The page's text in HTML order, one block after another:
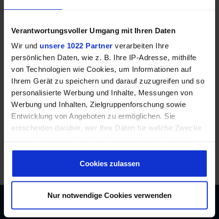
Verantwortungsvoller Umgang mit Ihren Daten
Wir und unsere 1022 Partner verarbeiten Ihre
persönlichen Daten, wie z. B. Ihre IP-Adresse, mithilfe
von Technologien wie Cookies, um Informationen auf
Ihrem Gerät zu speichern und darauf zuzugreifen und so
personalisierte Werbung und Inhalte, Messungen von
Werbung und Inhalten, Zielgruppenforschung sowie
Entwicklung von Angeboten zu ermöglichen. Sie
entscheiden darüber, wer Ihre Daten für welche Zwecke
Cookie-Erklärung oder durch Klicken auf das Privacy
Trigger Symbol ändern oder widerrufen
Informationen über Ihre geografische Lage
erfassen, welche bis auf einige Meter genau sein
Cookies zulassen
Nur notwendige Cookies verwenden
En
22305 Hamburg
Info@plan-shop.org
Telefon:
+49(0)40 63 66 97-0
(9:00 Uhr - 15 Uhr)
Social Media
ÜBER UNS